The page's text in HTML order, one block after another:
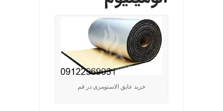
خرید عایق الاستومری در قم